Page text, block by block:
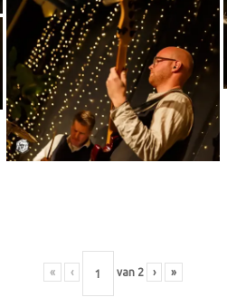
« ‹ van 2 › »